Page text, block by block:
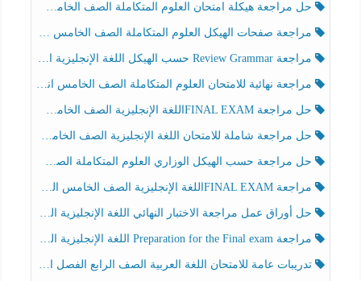
حل مراجعة هيكلة امتحان العلوم المتكاملة الصف الخامس عام الفصل الثالث
مراجعة صفحات الهيكل العلوم المتكاملة الصف الخامس انسبير الفصل الثالث
مراجعة Review Grammar حسب الهيكل اللغة الإنجليزية الصف الخامس الفصل الثالث
مراجعة نهائية للامتحان العلوم المتكاملة الصف الخامس انسبير الفصل الثالث
حل مراجعة FINAL EXAMاللغة الإنجليزية الصف الخامس الفصل الثالث
حل مراجعة شاملة للامتحان اللغة الإنجليزية الصف الخامس الفصل الثالث
حل مراجعة حسب الهيكل الوزاري العلوم المتكاملة الصف الخامس عام الفصل الثالث
مراجعة FINAL EXAMاللغة الإنجليزية الصف الخامس الفصل الثالث
حل أوراق عمل مراجعة الاختبار النهائي اللغة الإنجليزية الصف الرابع الفصل الثالث
مراجعة Preparation for the Final exam اللغة الإنجليزية الصف الرابع الفصل الثالث
تدريبات عامة للامتحان اللغة العربية الصف الرابع الفصل الثالث